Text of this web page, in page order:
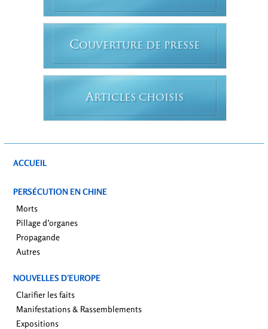
COUVERTURE DE PRESSE
ARTICLES CHOISIS
ACCUEIL
PERSÉCUTION EN CHINE
Morts
Pillage d’organes
Propagande
Autres
NOUVELLES D’EUROPE
Clarifier les faits
Manifestations & Rassemblements
Expositions